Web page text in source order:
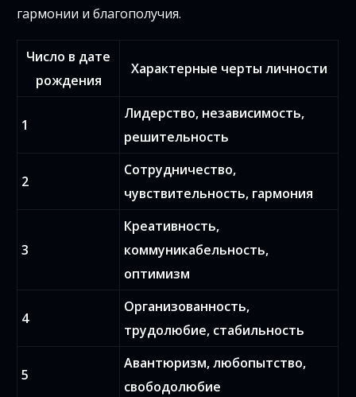
гармонии и благополучия.
Число в дате
рождения
Характерные черты личности
1
Лидерство, независимость,
решительность
2
Сотрудничество,
чувствительность, гармония
3
Креативность,
коммуникабельность,
оптимизм
4
Организованность,
трудолюбие, стабильность
5
Авантюризм, любопытство,
свободолюбие